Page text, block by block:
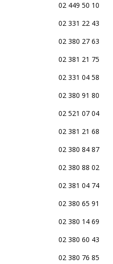
02 449 50 10
02 331 22 43
02 380 27 63
02 381 21 75
02 331 04 58
02 380 91 80
02 521 07 04
02 381 21 68
02 380 84 87
02 380 88 02
02 381 04 74
02 380 65 91
02 380 14 69
02 380 60 43
02 380 76 85